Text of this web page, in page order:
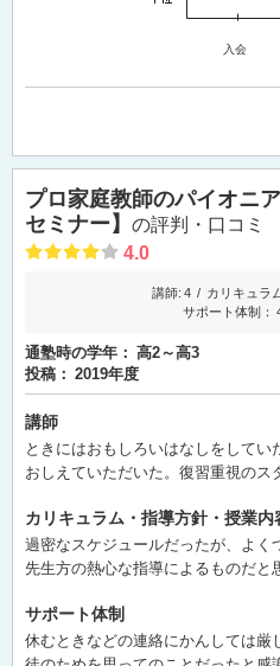
入会
プロ家庭教師のパイオニ
セミナー】 の評判・口コミ
4.0
講師: 4 カリキュラ
サポート体制：
通塾時の学年： 高2～高3
投稿： 2019年度
講師
ときにはおもしろいはなしをしてい
おしえていただいた。復習重視のス
カリキュラム・指導方針・授業内
過密なスケジュールだったが、よく
先生方の熱心な指導によるものだと
サポート体制
休むときなどの連絡にかんしては厳